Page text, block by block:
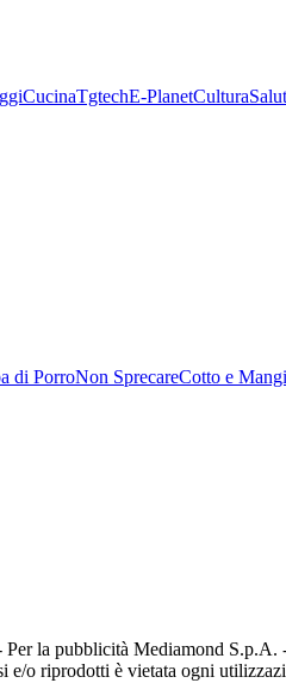
CucinaTgtechE-PlanetCultura
di PorroNon SprecareCotto e
la pubblicità Mediamond S.p.A.
e/o riprodotti è vietata ogni